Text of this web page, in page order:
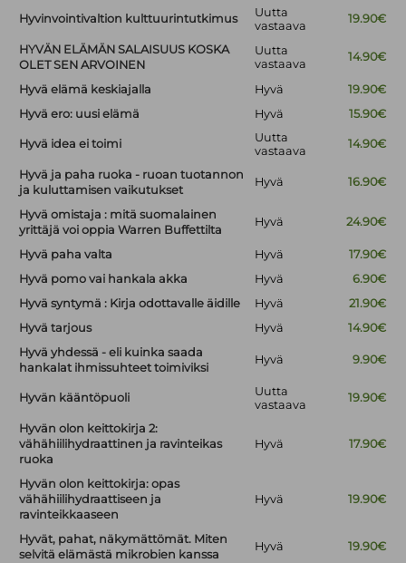
Hyvinvointivaltion kulttuurintutkimus
Uutta
vastaava
19.90€
HYVÄN ELÄMÄN SALAISUUS KOSKA
OLET SEN ARVOINEN
Uutta
vastaava
14.90€
Hyvä elämä keskiajalla Hyvä
19.90€
Hyvä ero: uusi elämä
Hyvä 15.90€
Hyvä idea ei toimi
Uutta
vastaava
14.90€
Hyvä ja paha ruoka - ruoan tuotannon
ja kuluttamisen vaikutukset
Hyvä 16.90€
Hyvä omistaja : mitä suomalainen
yrittäjä voi oppia Warren Buffettilta
Hyvä 24.90€
Hyvä paha valta Hyvä
17.90€
Hyvä pomo vai hankala akka
Hyvä
6.90€
Hyvä syntymä : Kirja odottavalle äidille
Hyvä
21.90€
Hyvä tarjous
Hyvä
14.90€
Hyvä yhdessä - eli kuinka saada
hankalat ihmissuhteet toimiviksi
Hyvä 9.90€
Hyvän kääntöpuoli
Uutta
vastaava
19.90€
Hyvän olon keittokirja 2:
vähähiilihydraattinen ja ravinteikas
ruoka
Hyvä 17.90€
Hyvän olon keittokirja: opas
vähähiilihydraattiseen ja
ravinteikkaaseen
Hyvä 19.90€
Hyvät, pahat, näkymättömät. Miten
selvitä elämästä mikrobien kanssa
Hyvä 19.90€